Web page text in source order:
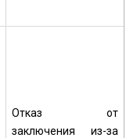
Отказ от
заключения из-за